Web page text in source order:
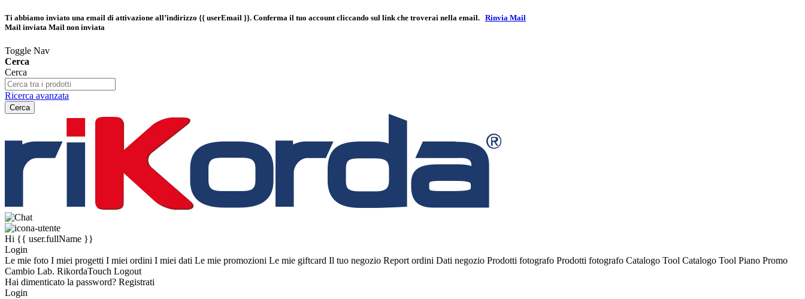
Ti abbiamo inviato una email di attivazione all’indirizzo {{ userEmail }}. Conferma il tuo account cliccando sul link che troverai nella email. Rinvia Mail
Mail inviata Mail non inviata
Toggle Nav
Cerca
Cerca
Ricerca avanzata
Cerca
Hi {{ user.fullName }}
Login
Le mie foto I miei progetti I miei ordini I miei dati Le mie promozioni Le mie giftcard Il tuo negozio Report ordini Dati negozio Prodotti fotografo Prodotti fotografo Catalogo Tool Catalogo Tool Piano Promo
Cambio Lab. RikordaTouch Logout
Hai dimenticato la password? Registrati
Login